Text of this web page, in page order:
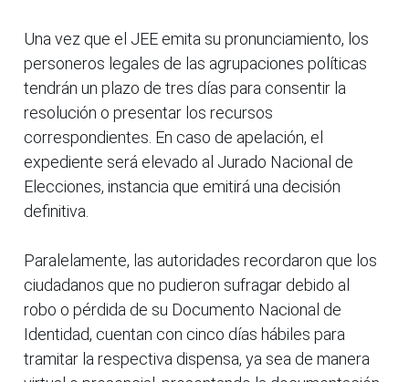
Una vez que el JEE emita su pronunciamiento, los
personeros legales de las agrupaciones políticas
tendrán un plazo de tres días para consentir la
resolución o presentar los recursos
correspondientes. En caso de apelación, el
expediente será elevado al Jurado Nacional de
Elecciones, instancia que emitirá una decisión
definitiva.
Paralelamente, las autoridades recordaron que los
ciudadanos que no pudieron sufragar debido al
robo o pérdida de su Documento Nacional de
Identidad, cuentan con cinco días hábiles para
tramitar la respectiva dispensa, ya sea de manera